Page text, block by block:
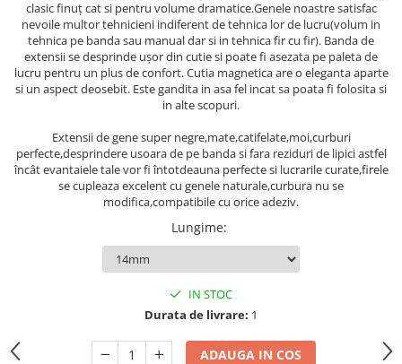
clasic finuț cat si pentru volume dramatice.Genele noastre satisfac
nevoile multor tehnicieni indiferent de tehnica lor de lucru(volum in
tehnica pe banda sau manual dar si in tehnica fir cu fir). Banda de
extensii se desprinde ușor din cutie si poate fi asezata pe paleta de
lucru pentru un plus de confort. Cutia magnetica are o eleganta aparte
si un aspect deosebit. Este gandita in asa fel incat sa poata fi folosita si
in alte scopuri.
Extensii de gene super negre,mate,catifelate,moi,curburi
perfecte,desprindere usoara de pe banda si fara reziduri de lipici astfel
încât evantaiele tale vor fi întotdeauna perfecte si lucrarile curate,firele
se cupleaza excelent cu genele naturale,curbura nu se
modifica,compatibile cu orice adeziv.
Lungime:
IN STOC
Durata de livrare: 1
ADAUGA IN COS